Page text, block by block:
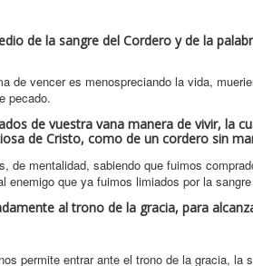
de la sangre del Cordero y de la
de vencer es menospreciando la vida,
pecado.
de vuestra vana manera de vivir, la
de Cristo, como de un cordero sin
de mentalidad, sabiendo que fuimos
enemigo que ya fuimos limiados por la
al trono de la gracia, para
permite entrar ante el trono de la gracia,